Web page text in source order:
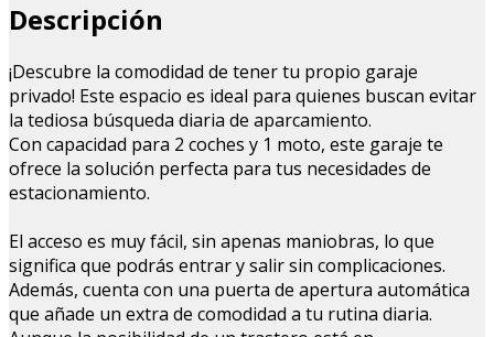
Descripción
¡Descubre la comodidad de tener tu propio garaje
privado! Este espacio es ideal para quienes buscan evitar
la tediosa búsqueda diaria de aparcamiento.
Con capacidad para 2 coches y 1 moto, este garaje te
ofrece la solución perfecta para tus necesidades de
estacionamiento.
El acceso es muy fácil, sin apenas maniobras, lo que
significa que podrás entrar y salir sin complicaciones.
Además, cuenta con una puerta de apertura automática
que añade un extra de comodidad a tu rutina diaria.